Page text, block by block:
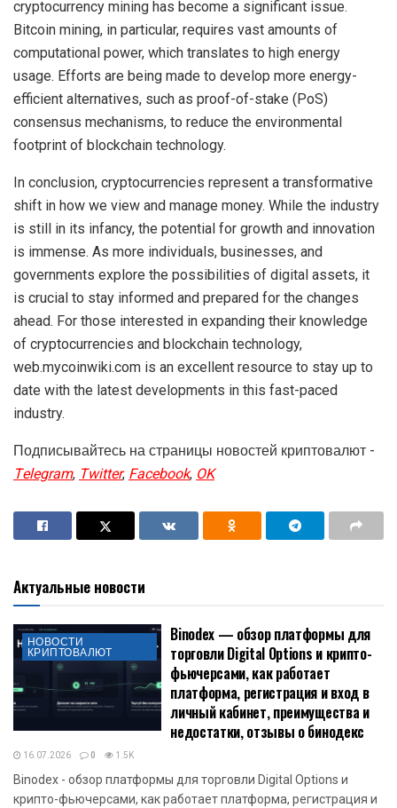
cryptocurrency mining has become a significant issue.
Bitcoin mining, in particular, requires vast amounts of
computational power, which translates to high energy
usage. Efforts are being made to develop more energy-
efficient alternatives, such as proof-of-stake (PoS)
consensus mechanisms, to reduce the environmental
footprint of blockchain technology.
In conclusion, cryptocurrencies represent a transformative
shift in how we view and manage money. While the industry
is still in its infancy, the potential for growth and innovation
is immense. As more individuals, businesses, and
governments explore the possibilities of digital assets, it
is crucial to stay informed and prepared for the changes
ahead. For those interested in expanding their knowledge
of cryptocurrencies and blockchain technology,
web.mycoinwiki.com is an excellent resource to stay up to
date with the latest developments in this fast-paced
industry.
Подписывайтесь на страницы новостей криптовалют -
Telegram, Twitter, Facebook, OK
Актуальные новости
НОВОСТИ
КРИПТОВАЛЮТ
Binodex — обзор платформы для
торговли Digital Options и крипто-
фьючерсами, как работает
платформа, регистрация и вход в
личный кабинет, преимущества и
недостатки, отзывы о бинодекс
16.07.2026 0 1.5K
Binodex - обзор платформы для торговли Digital Options и
крипто-фьючерсами, как работает платформа, регистрация и